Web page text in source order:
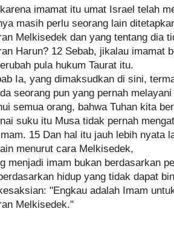
imamat itu umat Israel telah
masih perlu seorang lain
Melkisedek dan yang tentang dia
Harun? 12 Sebab, jikalau imamat
pula hukum Taurat itu.
Ia, yang dimaksudkan di sini,
seorang pun yang pernah
semua orang, bahwa Tuhan kita
suku itu Musa tidak pernah
15 Dan hal itu jauh lebih nyata
menurut cara Melkisedek,
menjadi imam bukan berdasarkan
hidup yang tidak dapat
"Engkau adalah Imam
Melkisedek."